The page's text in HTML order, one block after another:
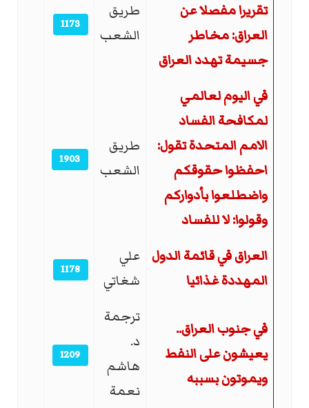
تقريرا مفصلا عن
العراق: مخاطر
جسيمة تهدد العراق
طريق
الشعب
1173
في اليوم لعالمي
لمكافحة الفساد
الامم المتحدة تقول:
احفظوا حقوقكم
واضطلعوا بأدواركم
وقولوا: لا للفساد
طريق
الشعب
1903
العراق في قائمة الدول
المهددة غذائيا
علي
شغاتي
1178
في جنوب العراق..
يعيشون على النفط
ويموتون بسببه
ترجمة
د.
هاشم
نعمة
1209